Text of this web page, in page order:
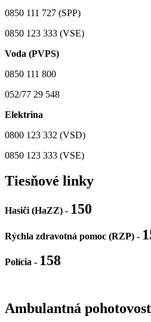
0850 111 727 (SPP)
0850 123 333 (VSE)
Voda (PVPS)
0850 111 800
052/77 29 548
Elektrina
0800 123 332 (VSD)
0850 123 333 (VSE)
Tiesňové linky
Hasiči (HaZZ) - 150
Rýchla zdravotná pomoc (RZP) -
Polícia - 158
Ambulantná